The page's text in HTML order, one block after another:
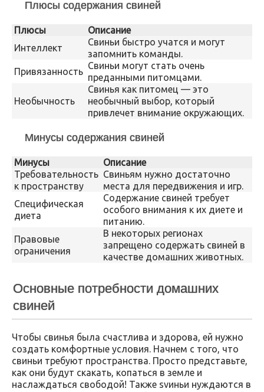
Плюсы содержания свиней
Плюсы
Описание
Интеллект
Свиньи быстро учатся и могут
запомнить команды.
Привязанность
Свиньи могут стать очень
преданными питомцами.
Необычность
Свинья как питомец — это
необычный выбор, который
привлечет внимание окружающих.
Минусы содержания свиней
Минусы
Описание
Требовательность
к пространству
Свиньям нужно достаточно
места для передвижения и игр.
Специфическая
диета
Содержание свиней требует
особого внимания к их диете и
питанию.
Правовые
ограничения
В некоторых регионах
запрещено содержать свиней в
качестве домашних животных.
Основные потребности домашних
свиней
Чтобы свинья была счастлива и здорова, ей нужно
создать комфортные условия. Начнем с того, что
свиньи требуют пространства. Просто представьте,
как они будут скакать, копаться в земле и
наслаждаться свободой! Также svиньи нуждаются в